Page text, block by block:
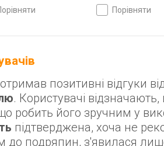
порівняти порівняти
позитивні відгуки
. Користувачі
робить його зручним у
підтверджена, хоча не
до подряпин, з'явилася